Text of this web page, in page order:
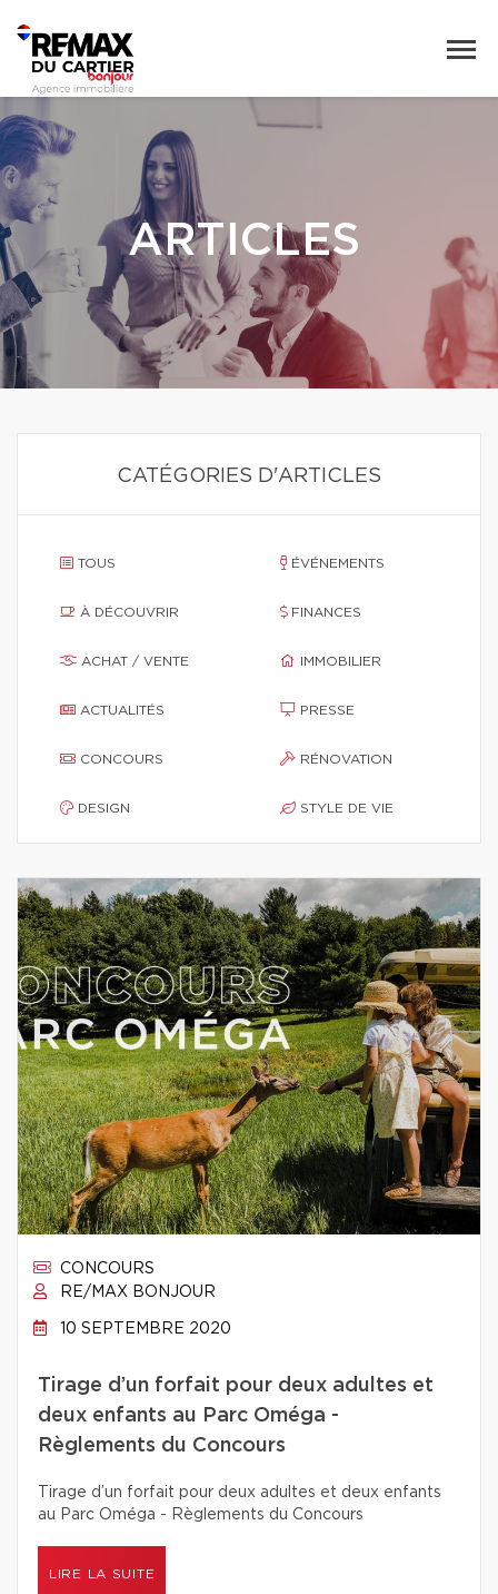
ARTICLES
CATÉGORIES D'ARTICLES
TOUS
À DÉCOUVRIR
ACHAT / VENTE
ACTUALITÉS
CONCOURS
DESIGN
ÉVÉNEMENTS
FINANCES
IMMOBILIER
PRESSE
RÉNOVATION
STYLE DE VIE
CONCOURS
RE/MAX BONJOUR
10 SEPTEMBRE 2020
Tirage d’un forfait pour deux adultes et
deux enfants au Parc Oméga -
Règlements du Concours
Tirage d’un forfait pour deux adultes et deux enfants
au Parc Oméga - Règlements du Concours
LIRE LA SUITE